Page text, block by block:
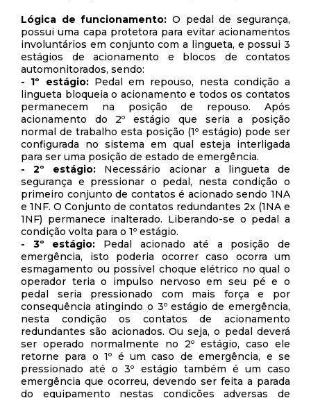
Lógica de funcionamento: O pedal de segurança,
possui uma capa protetora para evitar acionamentos
involuntários em conjunto com a lingueta, e possui 3
estágios de acionamento e blocos de contatos
automonitorados, sendo:
- 1º estágio:Pedal em repouso, nesta condição a
lingueta bloqueia o acionamento e todos os contatos
permanecem na posição de repouso. Após
acionamento do 2º estágio que seria a posição
normal de trabalho esta posição (1º estágio) pode ser
configurada no sistema em qual esteja interligada
para ser uma posição de estado de emergência.
- 2º estágio: Necessário acionar a lingueta de
segurança e pressionar o pedal, nesta condição o
primeiro conjunto de contatos é acionado sendo 1NA
e 1NF. O Conjunto de contatos redundantes 2x (1NA e
1NF) permanece inalterado. Liberando-se o pedal a
condição volta para o 1º estágio.
- 3º estágio: Pedal acionado até a posição de
emergência, isto poderia ocorrer caso ocorra um
esmagamento ou possível choque elétrico no qual o
operador teria o impulso nervoso em seu pé e o
pedal seria pressionado com mais força e por
consequência atingindo o 3º estágio de emergência,
nesta condição os contatos de acionamento
redundantes são acionados. Ou seja, o pedal deverá
ser operado normalmente no 2º estágio, caso ele
retorne para o 1º é um caso de emergência, e se
pressionado até o 3º estágio também é um caso
emergência que ocorreu, devendo ser feita a parada
do equipamento nestas condições adversas de